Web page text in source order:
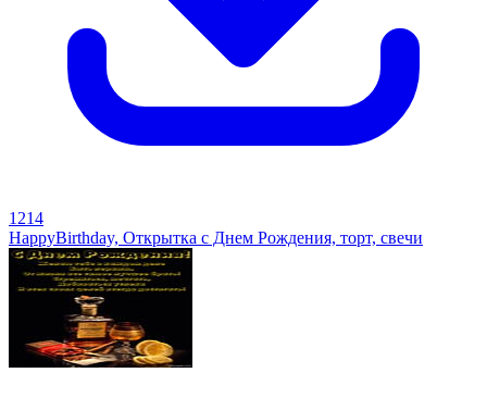
1214
HappyBirthday, Открытка с Днем Рождения, торт, свечи